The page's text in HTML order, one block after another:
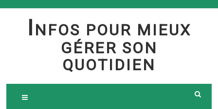
Skip
I NFOS POUR MIEUX
GÉRER SON
QUOTIDIEN